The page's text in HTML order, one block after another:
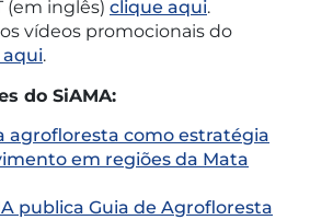
(em inglês) clique aqui.
vídeos promocionais do
aqui.
do SiAMA:
agrofloresta como estratégia
em regiões da Mata
publica Guia de Agrofloresta